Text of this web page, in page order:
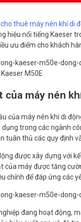
cho thuê máy nén khí di
hiệu nổi tiếng Kaeser
ưu điểm cho khách
M50E
máy nén
của máy nén khí di
trong các ngành
tuân thủ các quy định
được xây dựng với
của máy được tăng
chỉnh để đáp ứng các
đang hoạt động,